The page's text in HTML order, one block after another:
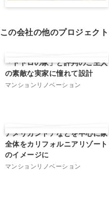
この会社の他のプロジェクト
「トトロの家」と評判のご主人
の素敵な実家に憧れて設計
マンションリノベーション
アメリカンドアなどを中心に家
全体をカリフォルニアリゾート
のイメージに
マンションリノベーション